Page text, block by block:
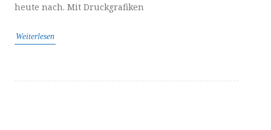
heute nach. Mit Druckgrafiken
Weiterlesen